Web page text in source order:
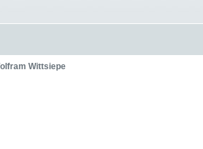
Wittsiepe